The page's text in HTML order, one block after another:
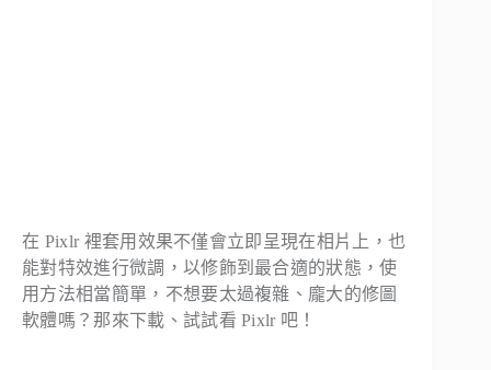
在 Pixlr 裡套用效果不僅會立即呈現在相片上，也
能對特效進行微調，以修飾到最合適的狀態，使
用方法相當簡單，不想要太過複雜、龐大的修圖
軟體嗎？那來下載、試試看 Pixlr 吧！